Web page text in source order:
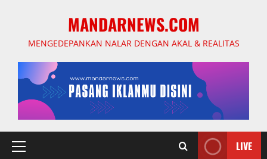
MANDARNEWS.COM
MENGEDEPANKAN NALAR DENGAN AKAL & REALITAS
Primary
LIVE